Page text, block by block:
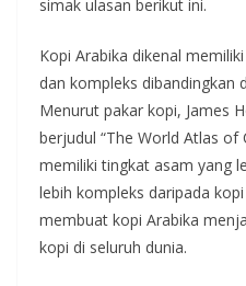
simak ulasan berikut ini.
Kopi Arabika dikenal
dan kompleks dibandingkan
Menurut pakar kopi, James
berjudul “The World Atlas of
memiliki tingkat asam yang
lebih kompleks daripada
membuat kopi Arabika
kopi di seluruh dunia.